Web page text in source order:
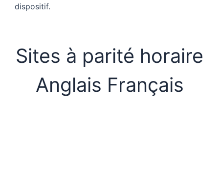
dispositif.
Sites à parité horaire
Anglais Français